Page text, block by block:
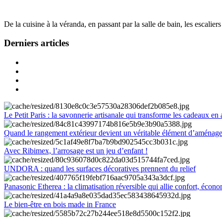
De la cuisine à la véranda, en passant par la salle de bain, les
Derniers articles
Le Petit Paris : la savonnerie artisanale qui transforme les cadeaux en
Quand le rangement extérieur devient un véritable élément
Avec Ribimex, l’arrosage est un jeu d’enfant !
UNDORA : quand les surfaces décoratives prennent du relief
Panasonic Etherea : la climatisation réversible qui allie confort,
Le bien-être en bois made in France